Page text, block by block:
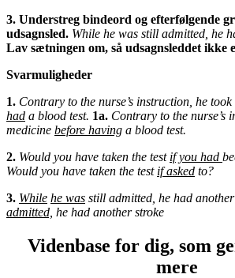
3. Understreg bindeord og efterfølgende
udsagnsled. While he was still admitted, he
Lav sætningen om, så udsagnsleddet ikke
Svarmuligheder
1. Contrary to the nurse’s instruction, he
had a blood test. 1a. Contrary to the nurse’s
medicine before having a blood test.
2. Would you have taken the test if you had
Would you have taken the test if asked to?
3. While he was still admitted, he had
admitted, he had another stroke
Videnbase for dig, som
mere